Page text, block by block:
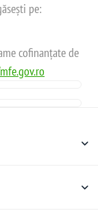
pe:
cofinanțate de